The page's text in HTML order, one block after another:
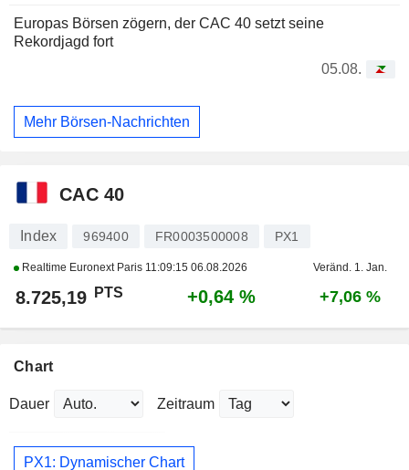
Europas Börsen zögern, der CAC 40 setzt seine
Rekordjagd fort
05.08.
Mehr Börsen-Nachrichten
CAC 40
Index 969400 FR0003500008 PX1
Realtime Euronext Paris 11:09:15 06.08.2026 Veränd. 1. Jan.
8.725,19 PTS +0,64 % +7,06 %
Chart
Dauer Zeitraum
PX1: Dynamischer Chart